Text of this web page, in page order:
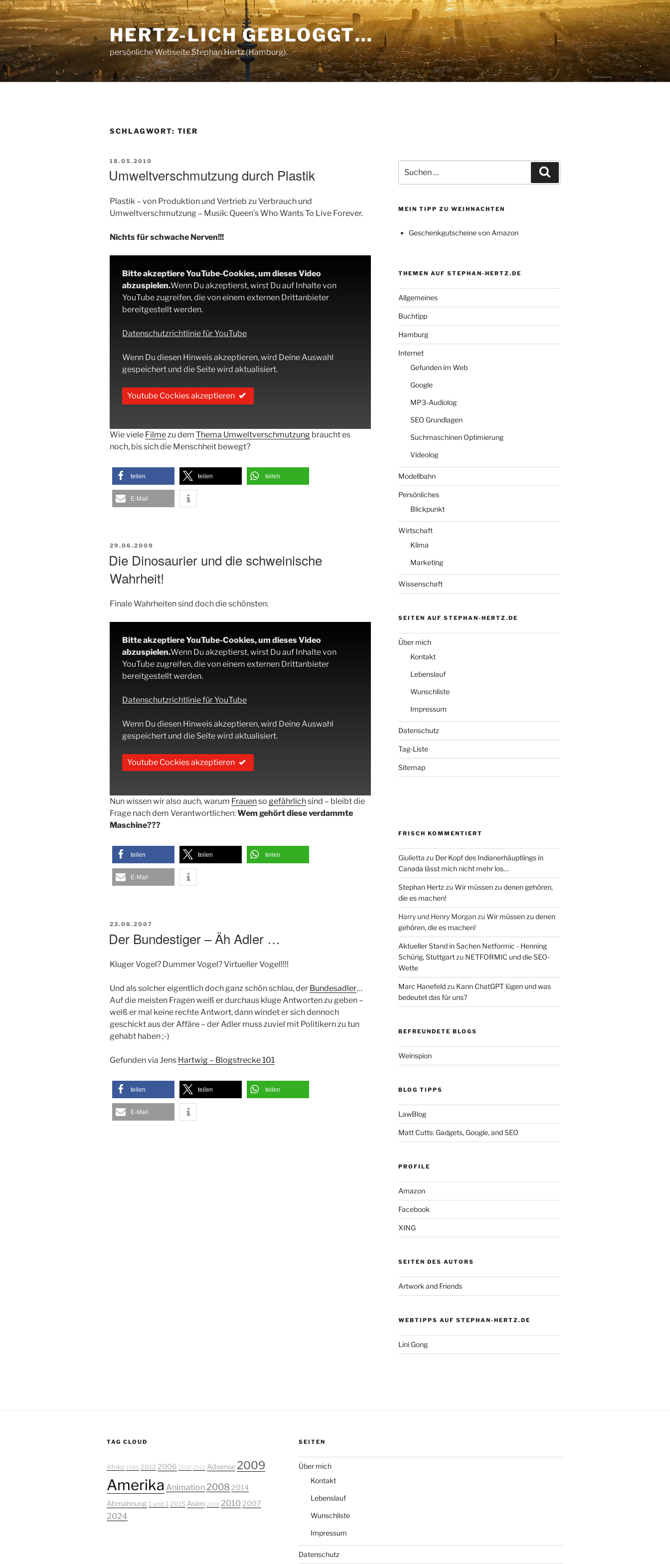
Zum
Inhalt
springen
HERTZ-LICH GEBLOGGT…
persönliche Webseite Stephan Hertz (Hamburg).
SCHLAGWORT: TIER
VERÖFFENTLICHT
18.05.2010
Umweltverschmutzung durch Plastik
Plastik – von Produktion und Vertrieb zu Verbrauch und
Umweltverschmutzung – Musik: Queen’s Who Wants To Live Forever.
Nichts für schwache Nerven!!!
Bitte akzeptiere YouTube-Cookies, um dieses Video
abzuspielen.Wenn Du akzeptierst, wirst Du auf Inhalte von
YouTube zugreifen, die von einem externen Drittanbieter
bereitgestellt werden.
Datenschutzrichtlinie für YouTube
Wenn Du diesen Hinweis akzeptieren, wird Deine Auswahl
gespeichert und die Seite wird aktualisiert.
Youtube Cockies akzeptieren
Wie viele Filme zu dem Thema Umweltverschmutzung braucht es
noch, bis sich die Menschheit bewegt?
teilen teilen teilen
E-Mail
VERÖFFENTLICHT
29.06.2009
Die Dinosaurier und die schweinische
Wahrheit!
Finale Wahrheiten sind doch die schönsten:
Bitte akzeptiere YouTube-Cookies, um dieses Video
abzuspielen.Wenn Du akzeptierst, wirst Du auf Inhalte von
YouTube zugreifen, die von einem externen Drittanbieter
bereitgestellt werden.
Datenschutzrichtlinie für YouTube
Wenn Du diesen Hinweis akzeptieren, wird Deine Auswahl
gespeichert und die Seite wird aktualisiert.
Youtube Cockies akzeptieren
Nun wissen wir also auch, warum Frauenso gefährlichsind – bleibt die
Frage nach dem Verantwortlichen:Wem gehört diese verdammte
Maschine???
teilen teilen teilen
E-Mail
VERÖFFENTLICHT
23.08.2007
Der Bundestiger – Äh Adler …
Kluger Vogel? Dummer Vogel? Virtueller Vogel!!!!
Und als solcher eigentlich doch ganz schön schlau, der Bundesadler…
Auf die meisten Fragen weiß er durchaus kluge Antworten zu geben –
weiß er mal keine rechte Antwort, dann windet er sich dennoch
geschickt aus der Affäre – der Adler muss zuviel mit Politikern zu tun
gehabt haben ;-)
Gefunden via Jens Hartwig – Blogstrecke 101
teilen teilen teilen
E-Mail
nach:
MEIN TIPP ZU WEIHNACHTEN
Geschenkgutscheine von Amazon
THEMEN AUF STEPHAN-HERTZ.DE
Allgemeines
Buchtipp
Hamburg
Internet
Gefunden im Web
Google
MP3-Audiolog
SEO Grundlagen
Suchmaschinen Optimierung
Videolog
Modellbahn
Persönliches
Blickpunkt
Wirtschaft
Klima
Marketing
Wissenschaft
SEITEN AUF STEPHAN-HERTZ.DE
Über mich
Kontakt
Lebenslauf
Wunschliste
Impressum
Datenschutz
Tag-Liste
Sitemap
FRISCH KOMMENTIERT
Giulietta zu Der Kopf des Indianerhäuptlings in
Canada lässt mich nicht mehr los…
Stephan Hertz zu Wir müssen zu denen gehören,
die es machen!
Harry und Henry Morganzu Wir müssen zu denen
gehören, die es machen!
Aktueller Stand in Sachen Netformic - Henning
Schürig, Stuttgartzu NETFORMIC und die SEO-
Wette
Marc Hanefeldzu Kann ChatGPT lügen und was
bedeutet das für uns?
BEFREUNDETE BLOGS
Weinspion
BLOG TIPPS
LawBlog
Matt Cutts: Gadgets, Google, and SEO
PROFILE
Amazon
Facebook
XING
SEITEN DES AUTORS
Artwork and Friends
WEBTIPPS AUF STEPHAN-HERTZ.DE
Lini Gong
TAG CLOUD
Afrika 1986 2012 2006 2020 2016 Adsense 2009
Amerika Animation 2008 2014
Abmahnung 1 und 1 2015 Asien 2028 2010 2007
2024
SEITEN
Über mich
Kontakt
Lebenslauf
Wunschliste
Impressum
Datenschutz